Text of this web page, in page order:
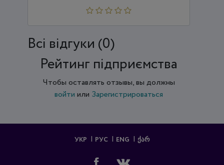
Всi відгуки (0)
Рейтинг підприємства
Чтобы оставлять отзывы, вы должны
войти или Зарегистрироваться
УКР РУС ENG ᲥᲐᲠ